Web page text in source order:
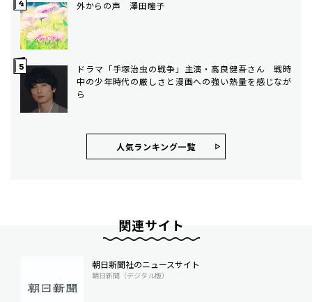
外からの声 澤田瞳子
ドラマ「手塚治虫の戦争」主演・高良健吾さん 戦時
中の少年時代の厳しさと漫画への強い熱量を感じなが
ら
人気ランキング⼀覧
関連サイト
朝日新聞社のニュースサイト
朝日新聞（デジタル版）